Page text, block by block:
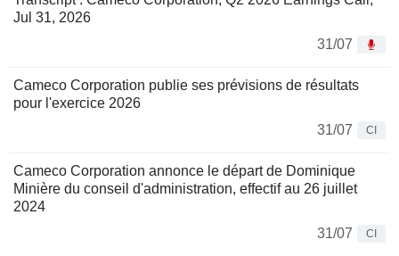
Jul 31, 2026
31/07
Cameco Corporation publie ses prévisions de résultats
pour l'exercice 2026
31/07
CI
Cameco Corporation annonce le départ de Dominique
Minière du conseil d'administration, effectif au 26 juillet
2024
31/07
CI